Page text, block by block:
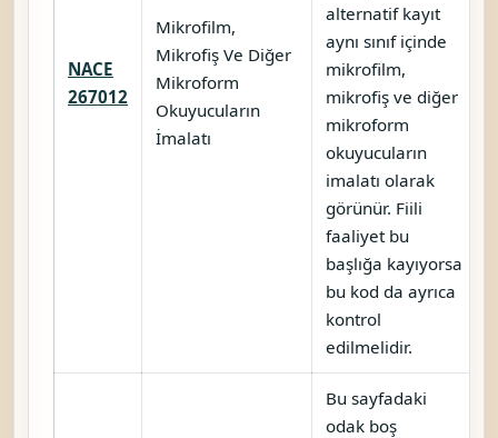
NACE
267012
Mikrofilm,
Mikrofiş Ve Diğer
Mikroform
Okuyucuların
İmalatı
alternatif kayıt
aynı sınıf içinde
mikrofilm,
mikrofiş ve diğer
mikroform
okuyucuların
imalatı olarak
görünür. Fiili
faaliyet bu
başlığa kayıyorsa
bu kod da ayrıca
kontrol
edilmelidir.
Bu sayfadaki
odak boş